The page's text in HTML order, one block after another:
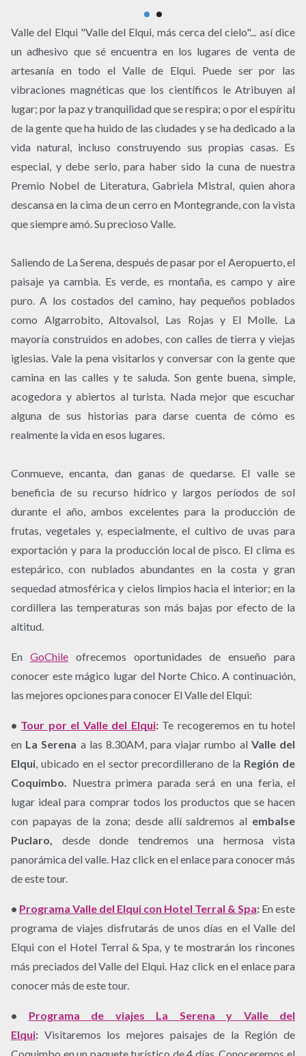
Valle del Elqui "Valle del Elqui, más cerca del cielo"... así dice
un adhesivo que sé encuentra en los lugares de venta de
artesanía en todo el Valle de Elqui. Puede ser por las
vibraciones magnéticas que los científicos le Atribuyen al
lugar; por la paz y tranquilidad que se respira; o por el espíritu
de la gente que ha huido de las ciudades y se ha dedicado a la
vida natural, incluso construyendo sus propias casas. Es
especial, y debe serlo, para haber sido la cuna de nuestra
Premio Nobel de Literatura, Gabriela Mistral, quien ahora
descansa en la cima de un cerro en Montegrande, con la vista
que siempre amó. Su precioso Valle.
Saliendo de La Serena, después de pasar por el Aeropuerto, el
paisaje ya cambia. Es verde, es montaña, es campo y aire
puro. A los costados del camino, hay pequeños poblados
como Algarrobito, Altovalsol, Las Rojas y El Molle. La
mayoría construidos en adobes, con calles de tierra y viejas
iglesias. Vale la pena visitarlos y conversar con la gente que
camina en las calles y te saluda. Son gente buena, simple,
acogedora y abiertos al turista. Nada mejor que escuchar
alguna de sus historias para darse cuenta de cómo es
realmente la vida en esos lugares.
Conmueve, encanta, dan ganas de quedarse. El valle se
beneficia de su recurso hídrico y largos períodos de sol
durante el año, ambos excelentes para la producción de
frutas, vegetales y, especialmente, el cultivo de uvas para
exportación y para la producción local de pisco. El clima es
estepárico, con nublados abundantes en la costa y gran
sequedad atmosférica y cielos limpios hacia el interior; en la
cordillera las temperaturas son más bajas por efecto de la
altitud.
En GoChileofrecemos oportunidades de ensueño para
conocer este mágico lugar del Norte Chico. A continuación,
las mejores opciones para conocer El Valle del Elqui:
• Tour por el Valle del Elqui: Te recogeremos en tu hotel
en La Serena a las 8.30AM, para viajar rumbo alValle del
Elqui , ubicado en el sector precordillerano de la Región de
Coquimbo.
Nuestra primera parada será en una feria, el
lugar ideal para comprar todos los productos que se hacen
con papayas de la zona; desde allí saldremos al embalse
Puclaro,
desde donde tendremos una hermosa vista
panorámica del valle. Haz click en el enlace para conocer más
de este tour.
• Programa Valle del Elqui con Hotel Terral & Spa: En este
programa de viajes disfrutarás de unos días en el Valle del
Elqui con el Hotel Terral & Spa, y te mostrarán los rincones
más preciados del Valle del Elqui. Haz click en el enlace para
conocer más de este tour.
• Programa de viajes La Serena y Valle del
Elqui: Visitaremos los mejores paisajes de la Región de